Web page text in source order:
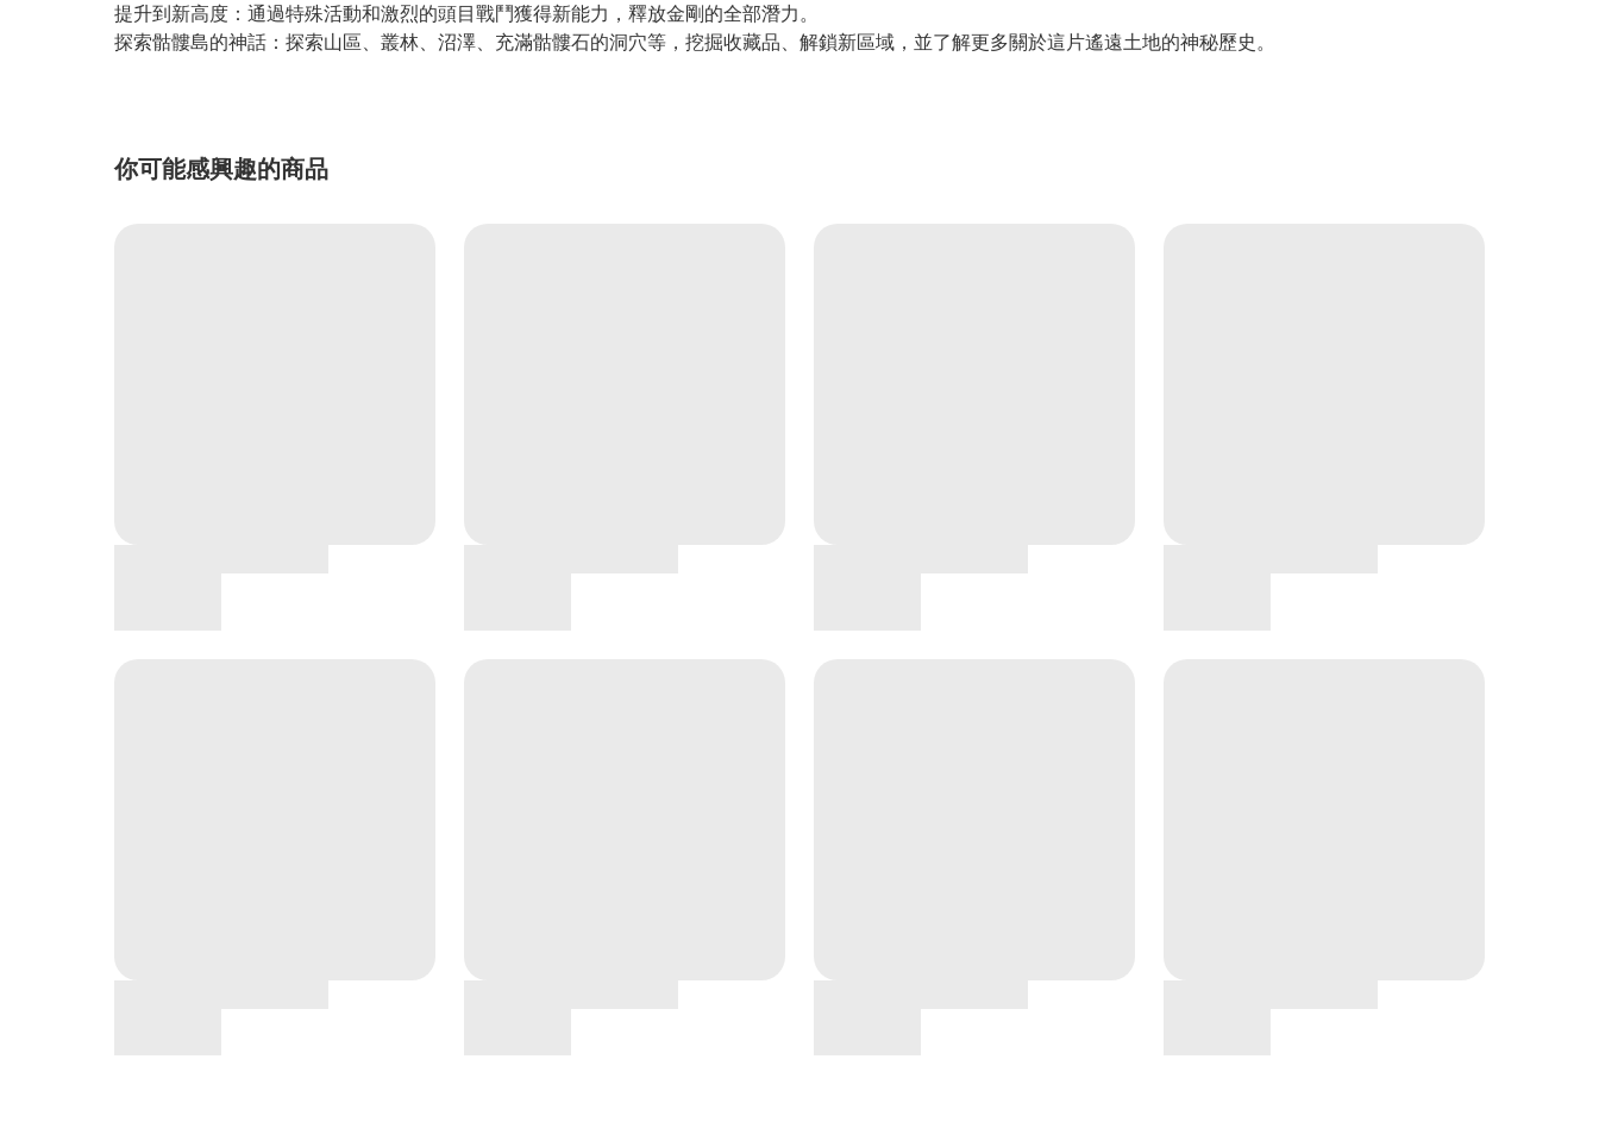
提升到新高度：通過特殊活動和激烈的頭目戰鬥獲得新能力，釋放金剛的全部潛力。
探索骷髏島的神話：探索山區、叢林、沼澤、充滿骷髏石的洞穴等，挖掘收藏品、解鎖新區域，並了解更多關於這片遙遠土地的神秘歷史。
你可能感興趣的商品